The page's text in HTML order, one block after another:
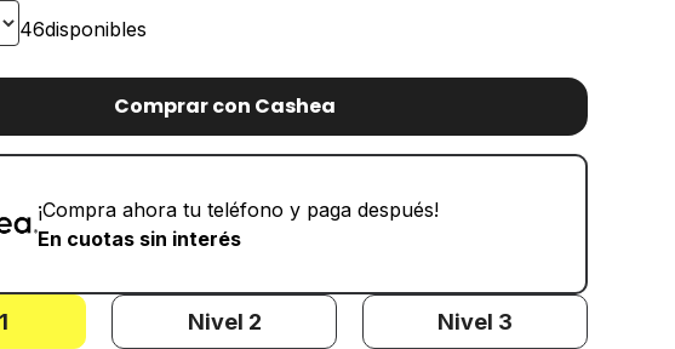
46disponibles
Comprar con Cashea
¡Compra ahora tu teléfono y paga después!
En cuotas sin interés
Nivel 2 Nivel 3